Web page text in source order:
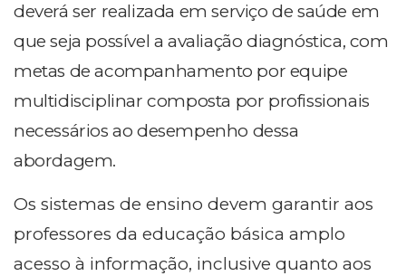
deverá ser realizada em serviço de saúde em
que seja possível a avaliação diagnóstica, com
metas de acompanhamento por equipe
multidisciplinar composta por profissionais
necessários ao desempenho dessa
abordagem.
Os sistemas de ensino devem garantir aos
professores da educação básica amplo
acesso à informação, inclusive quanto aos